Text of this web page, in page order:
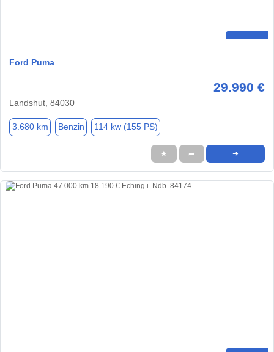
Ford Puma
29.990 €
Landshut, 84030
3.680 km Benzin 114 kw (155 PS)
★ ➦ ➜